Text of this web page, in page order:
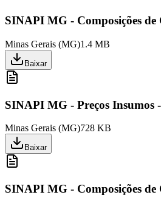
SINAPI MG - Composições de
Minas Gerais (MG)1.4 MB
Baixar
SINAPI MG - Preços Insumos
Minas Gerais (MG)728 KB
Baixar
SINAPI MG - Composições de